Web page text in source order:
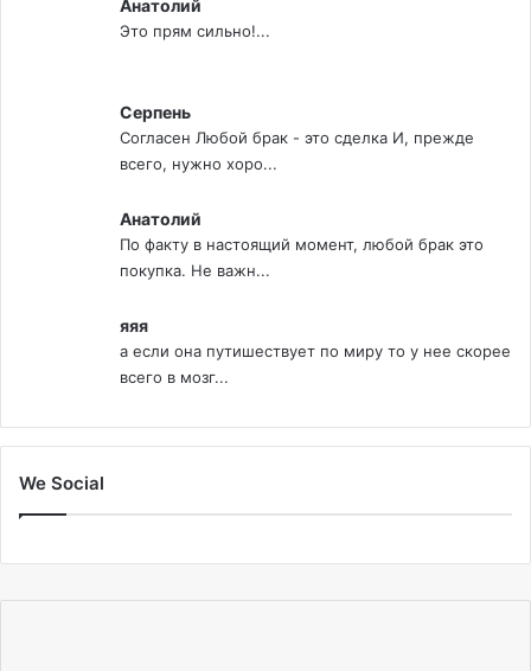
Анатолий
Это прям сильно!...
Серпень
Согласен Любой брак - это сделка И, прежде
всего, нужно хоро...
Анатолий
По факту в настоящий момент, любой брак это
покупка. Не важн...
яяя
а если она путишествует по миру то у нее скорее
всего в мозг...
We Social